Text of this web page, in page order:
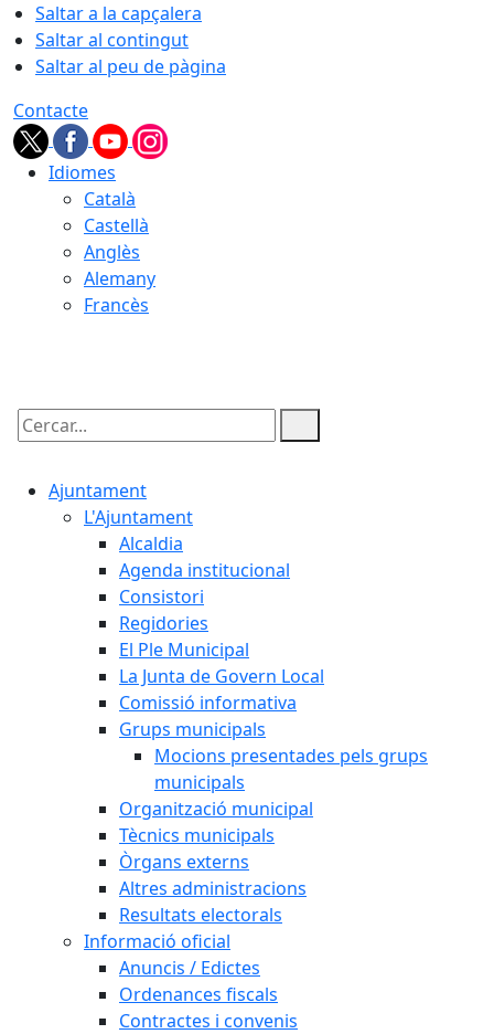
Saltar a la capçalera
Saltar al contingut
Saltar al peu de pàgina
Contacte
Idiomes
Català
Castellà
Anglès
Alemany
Francès
Cercar:
Ajuntament
L'Ajuntament
Alcaldia
Agenda institucional
Consistori
Regidories
El Ple Municipal
La Junta de Govern Local
Comissió informativa
Grups municipals
Mocions presentades pels grups
municipals
Organització municipal
Tècnics municipals
Òrgans externs
Altres administracions
Resultats electorals
Informació oficial
Anuncis / Edictes
Ordenances fiscals
Contractes i convenis